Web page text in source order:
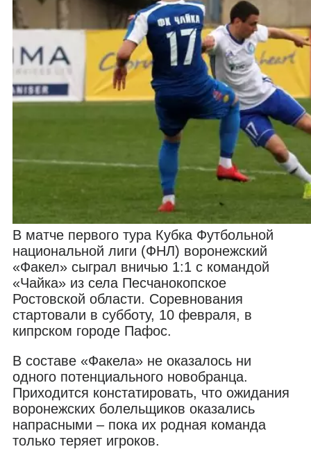
В матче первого тура Кубка Футбольной
национальной лиги (ФНЛ) воронежский
«Факел» сыграл вничью 1:1 с командой
«Чайка» из села Песчанокопское
Ростовской области. Соревнования
стартовали в субботу, 10 февраля, в
кипрском городе Пафос.
В составе «Факела» не оказалось ни
одного потенциального новобранца.
Приходится констатировать, что ожидания
воронежских болельщиков оказались
напрасными – пока их родная команда
только теряет игроков.